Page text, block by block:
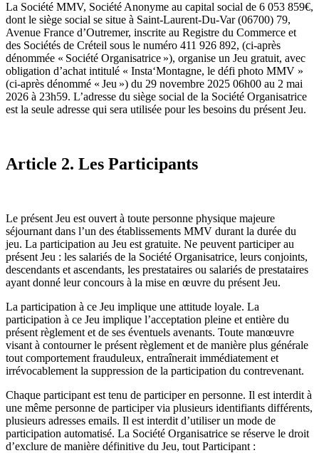
La Société MMV, Société Anonyme au capital social de 6 053 859€,
dont le siège social se situe à Saint-Laurent-Du-Var (06700) 79,
Avenue France d’Outremer, inscrite au Registre du Commerce et
des Sociétés de Créteil sous le numéro 411 926 892, (ci-après
dénommée « Société Organisatrice »), organise un Jeu gratuit, avec
obligation d’achat intitulé « Insta‘Montagne, le défi photo MMV »
(ci-après dénommé « Jeu ») du 29 novembre 2025 06h00 au 2 mai
2026 à 23h59. L’adresse du siège social de la Société Organisatrice
est la seule adresse qui sera utilisée pour les besoins du présent Jeu.
Article 2. Les Participants
Le présent Jeu est ouvert à toute personne physique majeure
séjournant dans l’un des établissements MMV durant la durée du
jeu. La participation au Jeu est gratuite. Ne peuvent participer au
présent Jeu : les salariés de la Société Organisatrice, leurs conjoints,
descendants et ascendants, les prestataires ou salariés de prestataires
ayant donné leur concours à la mise en œuvre du présent Jeu.
La participation à ce Jeu implique une attitude loyale. La
participation à ce Jeu implique l’acceptation pleine et entière du
présent règlement et de ses éventuels avenants. Toute manœuvre
visant à contourner le présent règlement et de manière plus générale
tout comportement frauduleux, entraînerait immédiatement et
irrévocablement la suppression de la participation du contrevenant.
Chaque participant est tenu de participer en personne. Il est interdit à
une même personne de participer via plusieurs identifiants différents,
plusieurs adresses emails. Il est interdit d’utiliser un mode de
participation automatisé. La Société Organisatrice se réserve le droit
d’exclure de manière définitive du Jeu, tout Participant :